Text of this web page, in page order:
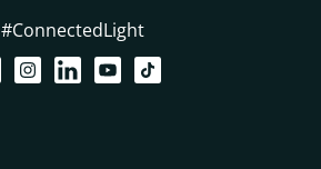
#ConnectedLight